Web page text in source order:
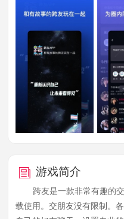
游戏简介
跨友是一款非常有趣的
载使用。交朋友没有限制。